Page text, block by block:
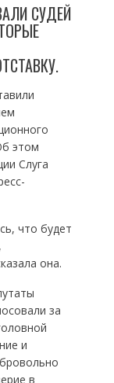
СУДЕЙ
этом
Слуга
что будет
она.
за
и
в